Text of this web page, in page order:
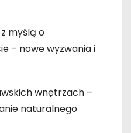
myślą o
– nowe wyzwania i
wnętrzach –
naturalnego